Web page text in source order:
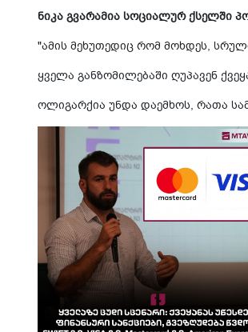
ნიკა გვარამია სოციალურ ქსელში
"ამის მეხუთედიც რომ მოხდეს,
ყველა განზომილებაში ღუპავენ
ოლიგარქია უნდა დაემხოს, რათა